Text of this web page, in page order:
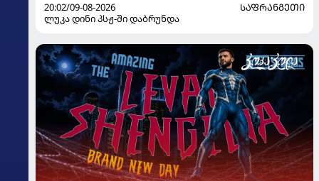
20:02/09-08-2026
ᲡᲐᲤᲠᲐᲜᲒᲔᲗᲘ
ლუკა დინი პსჟ-ში დაბრუნდა